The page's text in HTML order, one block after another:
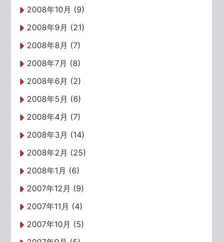
2008年10月 (9)
2008年9月 (21)
2008年8月 (7)
2008年7月 (8)
2008年6月 (2)
2008年5月 (6)
2008年4月 (7)
2008年3月 (14)
2008年2月 (25)
2008年1月 (6)
2007年12月 (9)
2007年11月 (4)
2007年10月 (5)